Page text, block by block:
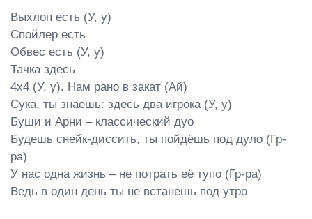
Выхлоп есть (У, у)
Спойлер есть
Обвес есть (У, у)
Тачка здесь
4х4 (У, у). Нам рано в закат (Ай)
Сука, ты знаешь: здесь два игрока (У, у)
Буши и Арни – классический дуо
Будешь снейк-диссить, ты пойдёшь под дуло (Гр-
ра)
У нас одна жизнь – не потрать её тупо (Гр-ра)
Ведь в один день ты не встанешь под утро